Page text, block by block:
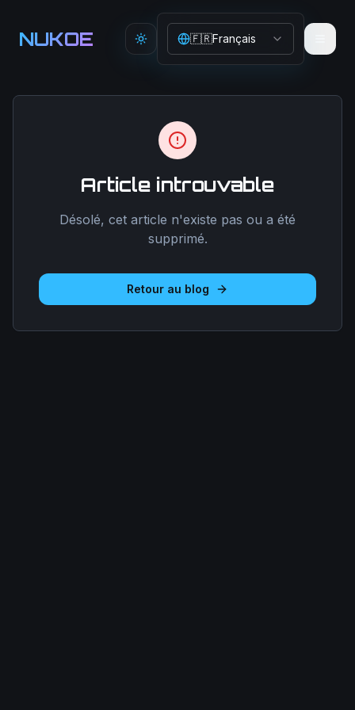
NUKOE Toggle theme
🇫🇷Français
Article introuvable
Désolé, cet article n'existe pas ou a été
supprimé.
Retour au blog